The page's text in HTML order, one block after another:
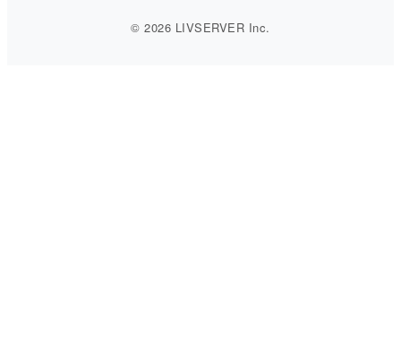
© 2026 LIVSERVER Inc.